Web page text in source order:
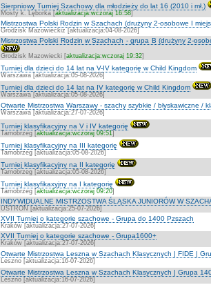
Sierpniowy Turniej Szachowy dla młodzieży do lat 16 (2010 i mł.)
Mosty k. Lęborka [aktualizacja:wczoraj 16:58]
Mistrzostwa Polski Rodzin w Szachach (drużyny 2-osobowe I
Grodzisk Mazowieckiz [aktualizacja:04-08-2026]
Mistrzostwa Polski Rodzin w Szachach - grupa B (drużyny 2-
Grodzisk Mazowiecki [aktualizacja:wczoraj 19:32]
Turniej dla dzieci do 14 lat na V-IV kategorię w Child Kingdom
Warszawa [aktualizacja:05-08-2026]
Turniej dla dzieci do 14 lat na IV kategorię w Child Kingdom
Warszawa [aktualizacja:05-08-2026]
Otwarte Mistrzostwa Warszawy - szachy szybkie / błyskawiczne /
Warszawa [aktualizacja:27-07-2026]
Turniej klasyfikacyjny na V i IV kategorię
Tarnobrzeg [aktualizacja:wczoraj 09:51]
Turniej klasyfikacyjny na III kategorię
Tarnobrzeg [aktualizacja:05-08-2026]
Turniej klasyfikacyjny na II kategorię
Tarnobrzeg [aktualizacja:05-08-2026]
Turniej klasyfikaxyjny na I kategorię
Tarnobrzeg [aktualizacja:wczoraj 09:20]
INDYWIDUALNE MISTRZOSTWA ŚLĄSKA JUNIORÓW W
USTROŃ [aktualizacja:25-07-2026]
XVII Turniej o kategorie szachowe - Grupa do 1400 Pzszach
Kraków [aktualizacja:27-07-2026]
XVII Turniej o kategorie szachowe - Grupa1600+
Kraków [aktualizacja:27-07-2026]
Otwarte Mistrzostwa Leszna w Szachach Klasycznych | FIDE |
Leszno [aktualizacja:16-07-2026]
Otwarte Mistrzostwa Leszna w Szachach Klasycznych | Grupa
Leszno [aktualizacja:16-07-2026]